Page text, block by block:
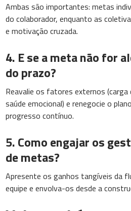
Ambas são importantes: metas
do colaborador, enquanto as
e motivação cruzada.
4. E se a meta não for
do prazo?
Reavalie os fatores externos (carga
saúde emocional) e renegocie o
progresso contínuo.
5. Como engajar os
de metas?
Apresente os ganhos tangíveis da
equipe e envolva-os desde a